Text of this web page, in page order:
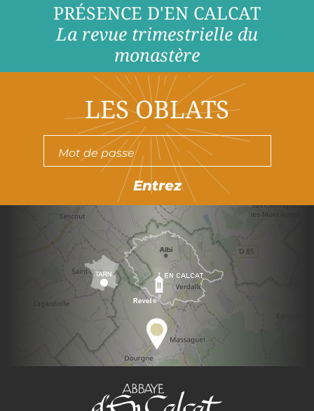
PRÉSENCE D'EN CALCAT
La revue trimestrielle du
monastère
LES OBLATS
Entrez